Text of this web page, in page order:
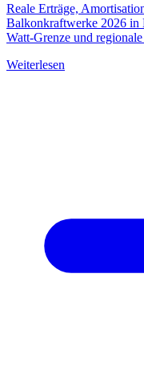
Reale Erträge,
Balkonkraftwerke 2026 in
Watt-Grenze und
Weiterlesen